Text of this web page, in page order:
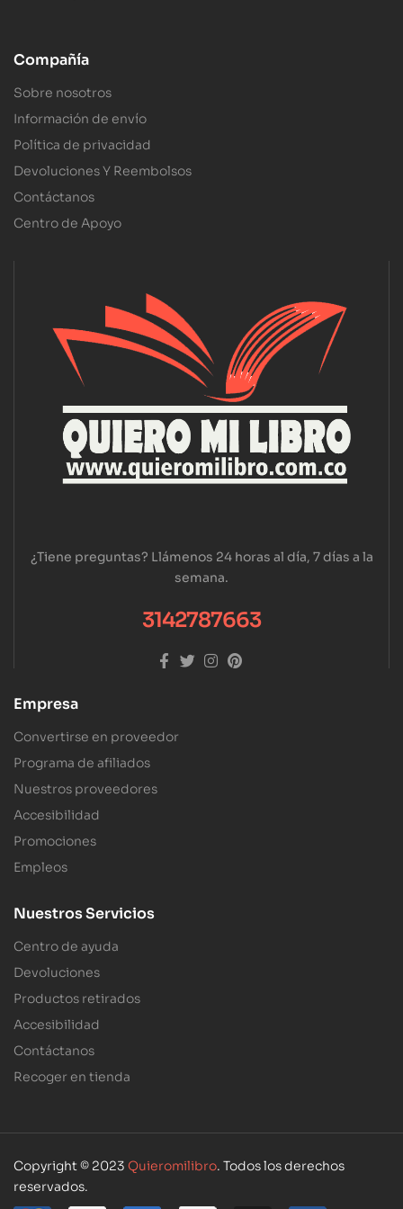
Compañía
Sobre nosotros
Información de envío
Política de privacidad
Devoluciones Y Reembolsos
Contáctanos
Centro de Apoyo
¿Tiene preguntas? Llámenos 24 horas al día, 7 días a la
semana.
3142787663
Empresa
Convertirse en proveedor
Programa de afiliados
Nuestros proveedores
Accesibilidad
Promociones
Empleos
Nuestros Servicios
Centro de ayuda
Devoluciones
Productos retirados
Accesibilidad
Contáctanos
Recoger en tienda
Copyright © 2023 Quieromilibro. Todos los derechos
reservados.